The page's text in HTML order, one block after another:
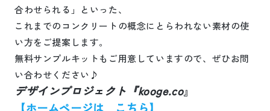
合わせられる」といった、
これまでのコンクリートの概念にとらわれない素材の使
い方をご提案します。
無料サンプルキットもご用意していますので、ぜひお問
い合わせください♪
デザインプロジェクト『kooge.co』
【ホームページは こちら】